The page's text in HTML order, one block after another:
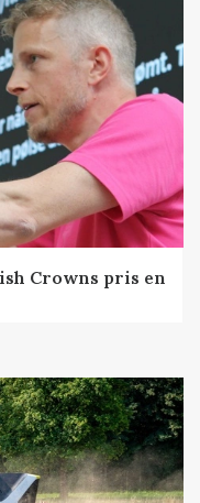
Crowns pris en